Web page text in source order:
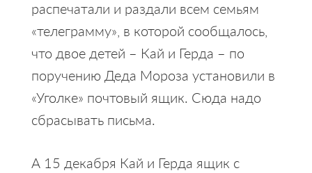
распечатали и раздали всем семьям
«телеграмму», в которой сообщалось,
что двое детей – Кай и Герда – по
поручению Деда Мороза установили в
«Уголке» почтовый ящик. Сюда надо
сбрасывать письма.
А 15 декабря Кай и Герда ящик с